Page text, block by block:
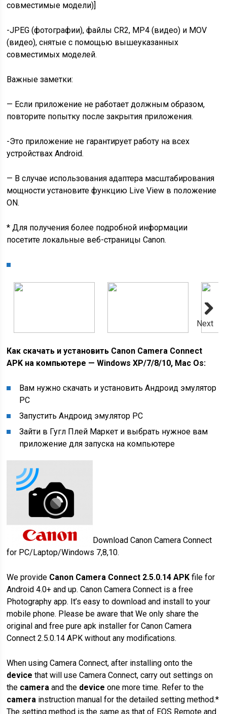
совместимые модели)]
-JPEG (фотографии), файлы CR2, MP4 (видео) и MOV
(видео), снятые с помощью вышеуказанных
совместимых моделей.
Важные заметки:
— Если приложение не работает должным образом,
повторите попытку после закрытия приложения.
-Это приложение не гарантирует работу на всех
устройствах Android.
— В случае использования адаптера масштабирования
мощности установите функцию Live View в положение
ON.
* Для получения более подробной информации
посетите локальные веб-страницы Canon.
Next
Как скачать и установить Canon Camera Connect
APK на компьютере — Windows XP/7/8/10, Mac Os:
Вам нужно скачать и установить Андроид эмулятор
PC
Запустить Андроид эмулятор PC
Зайти в Гугл Плей Маркет и выбрать нужное вам
приложение для запуска на компьютере
Download Canon Camera Connect
for PC/Laptop/Windows 7,8,10.
We provide Canon Camera Connect 2.5.0.14 APK file for
Android 4.0+ and up. Canon Camera Connect is a free
Photography app. It’s easy to download and install to your
mobile phone. Please be aware that We only share the
original and free pure apk installer for Canon Camera
Connect 2.5.0.14 APK without any modifications.
When using Camera Connect, after installing onto the
device that will use Camera Connect, carry out settings on
the camera and the device one more time. Refer to the
camera instruction manual for the detailed setting method.*
The setting method is the same as that of EOS Remote and